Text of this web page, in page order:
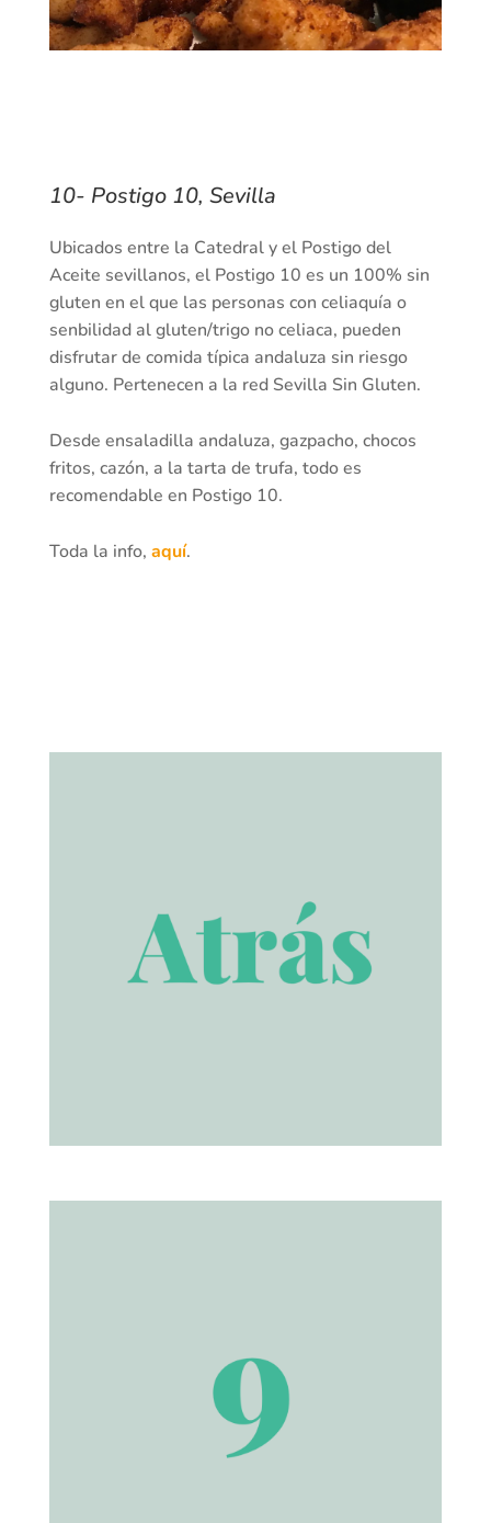
10- Postigo 10, Sevilla
Ubicados entre la Catedral y el Postigo del
Aceite sevillanos, el Postigo 10 es un 100% sin
gluten en el que las personas con celiaquía o
senbilidad al gluten/trigo no celiaca, pueden
disfrutar de comida típica andaluza sin riesgo
alguno. Pertenecen a la red Sevilla Sin Gluten.
Desde ensaladilla andaluza, gazpacho, chocos
fritos, cazón, a la tarta de trufa, todo es
recomendable en Postigo 10.
Toda la info, aquí.